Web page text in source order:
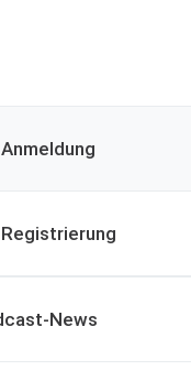
Anmeldung
Registrierung
News